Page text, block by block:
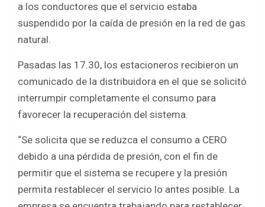
a los conductores que el servicio estaba
suspendido por la caída de presión en la red de gas
natural.
Pasadas las 17.30, los estacioneros recibieron un
comunicado de la distribuidora en el que se solicitó
interrumpir completamente el consumo para
favorecer la recuperación del sistema.
“Se solicita que se reduzca el consumo a CERO
debido a una pérdida de presión, con el fin de
permitir que el sistema se recupere y la presión
permita restablecer el servicio lo antes posible. La